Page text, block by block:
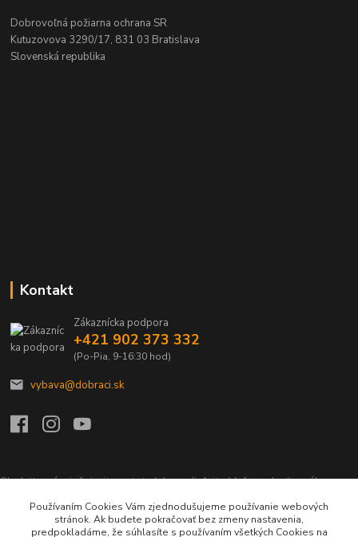
Dobrovoľná požiarna ochrana SR
Kutuzovova 3290/17, 831 03 Bratislava
Slovenská republika
Kontakt
Zákaznícka podpora
+421 902 373 332
(Po-Pia, 9-16:30 hod)
vybava@dobraci.sk
Sledujte nás, inšpirujte ostatných a zdieľajte Vašu radosť z nákupu a
Používaním Cookies Vám zjednodušujeme používanie webových
stránok. Ak budete pokračovať bez zmeny nastavenia,
predpokladáme, že súhlasíte s používaním všetkých Cookies na